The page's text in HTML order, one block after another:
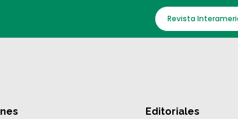
Revista
Editoriales